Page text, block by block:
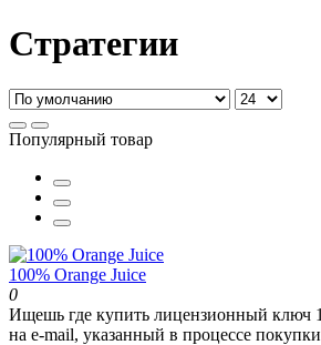
Стратегии
Популярный товар
100% Orange Juice
0
Ищешь где купить лицензионный ключ
на e-mail, указанный в процессе